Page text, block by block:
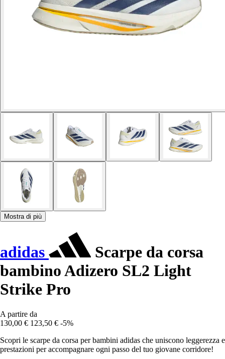
Mostra di più
adidas
Scarpe da corsa
bambino Adizero SL2 Light
Strike Pro
A partire da
130,00 € 123,50 € -5%
Scopri le scarpe da corsa per bambini adidas che uniscono leggerezza e
prestazioni per accompagnare ogni passo del tuo giovane corridore!